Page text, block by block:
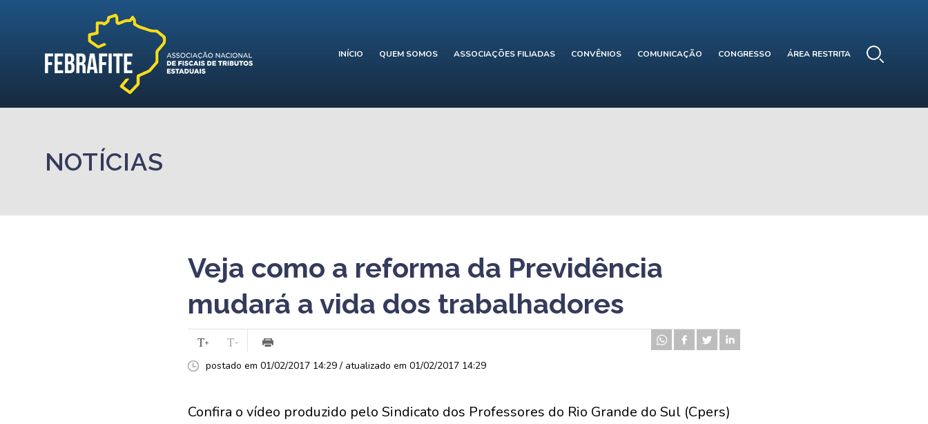
INÍCIO QUEM SOMOS ASSOCIAÇÕES FILIADAS CONVÊNIOS COMUNICAÇÃO CONGRESSO ÁREA RESTRITA
NOTÍCIAS
Veja como a reforma da Previdência
mudará a vida dos trabalhadores
postado em 01/02/2017 14:29 / atualizado em 01/02/2017 14:29
Confira o vídeo produzido pelo Sindicato dos Professores do Rio Grande do Sul (Cpers)